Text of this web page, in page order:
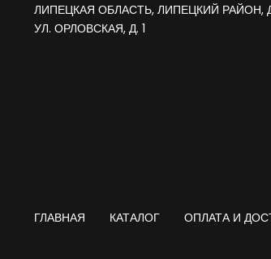
ЛИПЕЦКАЯ ОБЛАСТЬ, ЛИПЕЦКИЙ РАЙОН,
УЛ. ОРЛОВСКАЯ, Д. 1
ГЛАВНАЯ КАТАЛОГ ОПЛАТА И